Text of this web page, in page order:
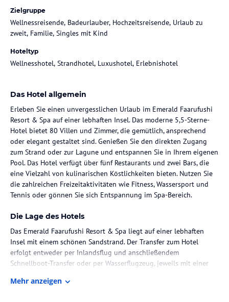
Zielgruppe
Wellnessreisende, Badeurlauber, Hochzeitsreisende, Urlaub zu
zweit, Familie, Singles mit Kind
Hoteltyp
Wellnesshotel, Strandhotel, Luxushotel, Erlebnishotel
Das Hotel allgemein
Erleben Sie einen unvergesslichen Urlaub im Emerald Faarufushi
Resort & Spa auf einer lebhaften Insel. Das moderne 5,5-Sterne-
Hotel bietet 80 Villen und Zimmer, die gemütlich, ansprechend
oder elegant gestaltet sind. Genießen Sie den direkten Zugang
zum Strand oder zur Lagune und entspannen Sie in Ihrem eigenen
Pool. Das Hotel verfügt über fünf Restaurants und zwei Bars, die
eine Vielzahl von kulinarischen Köstlichkeiten bieten. Nutzen Sie
die zahlreichen Freizeitaktivitäten wie Fitness, Wassersport und
Tennis oder gönnen Sie sich Entspannung im Spa-Bereich.
Die Lage des Hotels
Das Emerald Faarufushi Resort & Spa liegt auf einer lebhaften
Insel mit einem schönen Sandstrand. Der Transfer zum Hotel
erfolgt entweder per Inlandsflug und anschließendem
Schnellboot-Transfer oder per Wasserflugzeug, jeweils mit einer
atemberaubende Aussicht auf das Meer und ist ideal für
Mehr anzeigen